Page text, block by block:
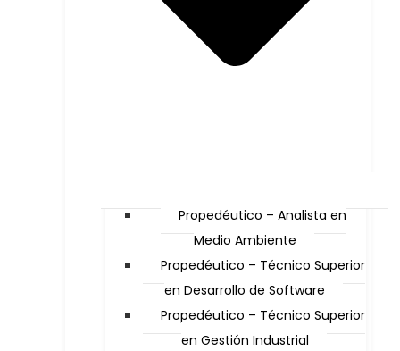
Propedéutico – Analista en
Medio Ambiente
Propedéutico – Técnico Superior
en Desarrollo de Software
Propedéutico – Técnico Superior
en Gestión Industrial